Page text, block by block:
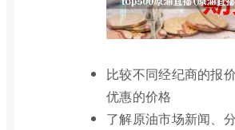
比较不同经纪商的报
优惠的价格
了解原油市场新闻、